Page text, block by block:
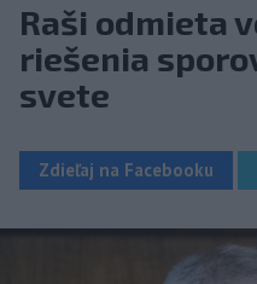
Raši odmieta
riešenia
svete
Zdieľaj na Facebooku